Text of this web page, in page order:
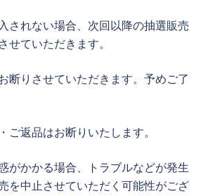
されない場合、次回以降の抽選販売
せていただきます。
断りさせていただきます。予めご了
ご返品はお断りいたします。
がかかる場合、トラブルなどが発生
を中止させていただく可能性がござ